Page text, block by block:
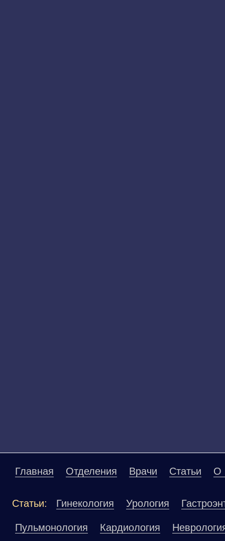
Главная Отделения Врачи Статьи О
Статьи: Гинекология Урология
Пульмонология Кардиология